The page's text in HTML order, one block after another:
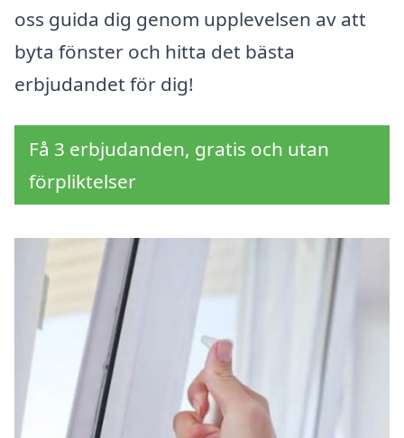
oss guida dig genom upplevelsen av att
byta fönster och hitta det bästa
erbjudandet för dig!
Få 3 erbjudanden, gratis och utan
förpliktelser